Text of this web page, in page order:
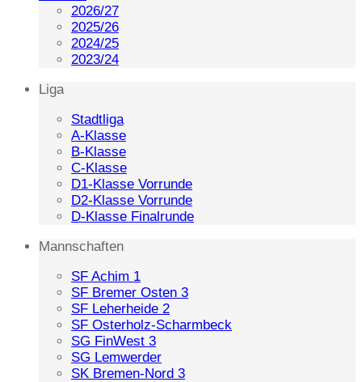
2026/27
2025/26
2024/25
2023/24
Liga
Stadtliga
A-Klasse
B-Klasse
C-Klasse
D1-Klasse Vorrunde
D2-Klasse Vorrunde
D-Klasse Finalrunde
Mannschaften
SF Achim 1
SF Bremer Osten 3
SF Leherheide 2
SF Osterholz-Scharmbeck
SG FinWest 3
SG Lemwerder
SK Bremen-Nord 3